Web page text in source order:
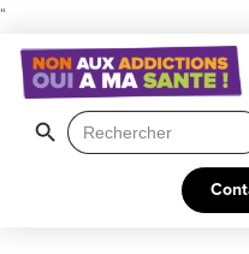
"
Search
for:
Search Button